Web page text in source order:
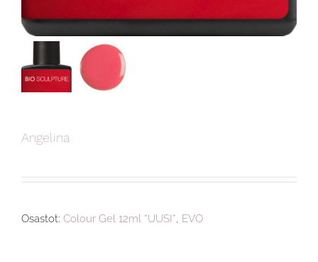
Angelina
Osastot: Colour Gel 12ml *UUSI*, EVO